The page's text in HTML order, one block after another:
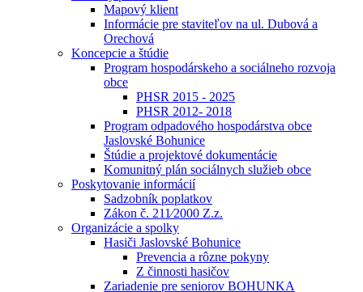
Mapový klient
Informácie pre staviteľov na ul. Dubová a
Orechová
Koncepcie a štúdie
Program hospodárskeho a sociálneho rozvoja
obce
PHSR 2015 - 2025
PHSR 2012- 2018
Program odpadového hospodárstva obce
Jaslovské Bohunice
Štúdie a projektové dokumentácie
Komunitný plán sociálnych služieb obce
Poskytovanie informácií
Sadzobník poplatkov
Zákon č. 211⁄2000 Z.z.
Organizácie a spolky
Hasiči Jaslovské Bohunice
Prevencia a rôzne pokyny
Z činnosti hasičov
Zariadenie pre seniorov BOHUNKA